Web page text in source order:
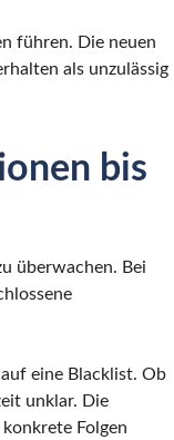
führen. Die neuen
als unzulässig
bis
überwachen. Bei
eine Blacklist. Ob
unklar. Die
Folgen